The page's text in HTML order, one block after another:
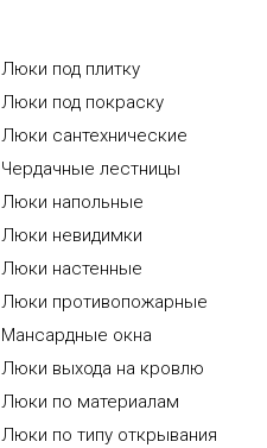
Люки под плитку
Люки под покраску
Люки сантехнические
Чердачные лестницы
Люки напольные
Люки невидимки
Люки настенные
Люки противопожарные
Мансардные окна
Люки выхода на кровлю
Люки по материалам
Люки по типу открывания